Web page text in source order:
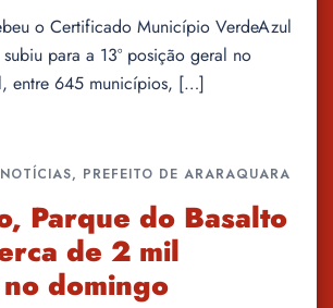
o Certificado Município VerdeAzul
para a 13º posição geral no
entre 645 municípios, […]
NOTÍCIAS, PREFEITO DE ARARAQUARA
Parque do Basalto
de 2 mil
domingo